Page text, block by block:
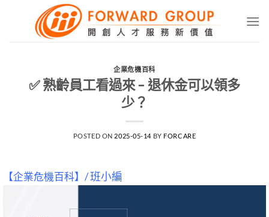
企業危機百科
✅ 熟齡員工看過來 – 退休金可以領多
少？
POSTED ON 2025-05-14 BY FORCARE
【企業危機百科】/班小編